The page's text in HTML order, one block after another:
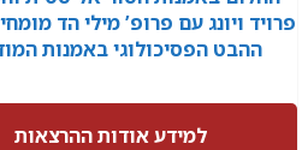
פרויד ויונג עם פרופ’ מילי הד
ההבט הפסיכולוגי באמנות
למידע אודות ההרצאות